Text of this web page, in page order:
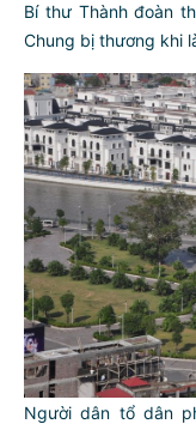
Bí thư Thành đoàn
Chung bị thương khi
Người dân tổ dân